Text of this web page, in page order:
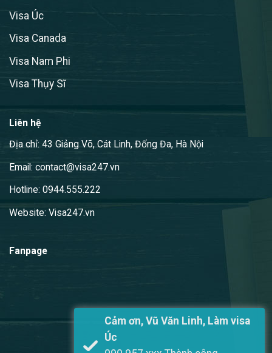
Visa Úc
Visa Canada
Visa Nam Phi
Visa Thụy Sĩ
Liên hệ
Địa chỉ: 43 Giảng Võ, Cát Linh, Đống Đa, Hà Nội
Email: contact@visa247.vn
Hotline: 0944.555.222
Website: Visa247.vn
Fanpage
Cảm ơn, Vũ Văn Linh, Làm visa
Úc